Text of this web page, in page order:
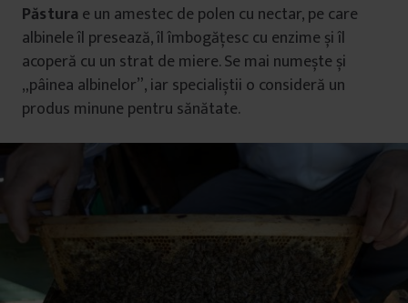
Păstura e un amestec de polen cu nectar, pe care
albinele îl presează, îl îmbogățesc cu enzime și îl
acoperă cu un strat de miere. Se mai numește și
„pâinea albinelor”, iar specialiștii o consideră un
produs minune pentru sănătate.